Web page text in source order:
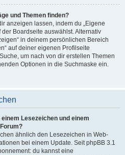
und Themen finden?
anzeigen lassen, indem du „Eigene
Boardseite auswählst. Alternativ
in deinem persönlichen Bereich
auf deiner eigenen Profilseite
um nach von dir erstellen Themen
Optionen in die Suchmaske ein.
Lesezeichen und einem
ähnlich den Lesezeichen in Web-
bei einem Update. Seit phpBB 3.1
du kannst eine